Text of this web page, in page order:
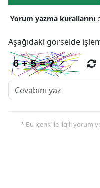
Yorum yazma kurallarını
Aşağıdaki görselde
* Bu içerik ile ilgili yorum